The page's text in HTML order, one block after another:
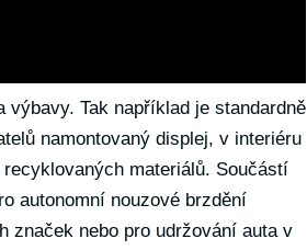
Tak například je standardně
namontovaný displej, v interiéru
materiálů. Součástí
autonomní nouzové brzdění
značek nebo pro udržování auta v